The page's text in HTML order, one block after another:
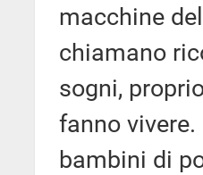
macchine
chiamano
sogni,
fanno
bambini di